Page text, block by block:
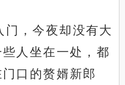
门，今夜却没有大
人坐在一处，都
口的赘婿新郎